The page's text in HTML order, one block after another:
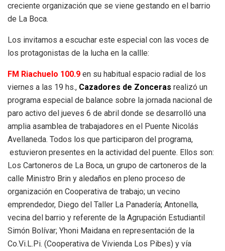
creciente organización que se viene gestando en el barrio
de La Boca.
Los invitamos a escuchar este especial con las voces de
los protagonistas de la lucha en la callle:
FM Riachuelo 100.9 en su habitual espacio radial de los
viernes a las 19 hs., Cazadores de Zonceras realizó un
programa especial de balance sobre la jornada nacional de
paro activo del jueves 6 de abril donde se desarrolló una
amplia asamblea de trabajadores en el Puente Nicolás
Avellaneda. Todos los que participaron del programa,
estuvieron presentes en la actividad del puente. Ellos son:
Los Cartoneros de La Boca, un grupo de cartoneros de la
calle Ministro Brin y aledaños en pleno proceso de
organización en Cooperativa de trabajo; un vecino
emprendedor, Diego del Taller La Panadería; Antonella,
vecina del barrio y referente de la Agrupación Estudiantil
Simón Bolívar; Yhoni Maidana en representación de la
Co.Vi.L.Pi. (Cooperativa de Vivienda Los Pibes) y vía